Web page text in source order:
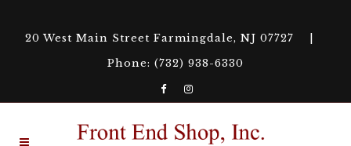
20 West Main Street Farmingdale, NJ 07727 |
Phone: (732) 938-6330